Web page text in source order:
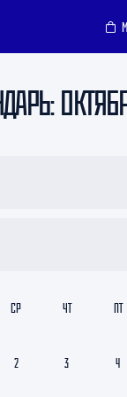
2 3 4
СР ЧТ ПТ